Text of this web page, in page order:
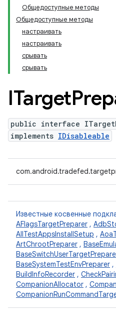
Общедоступные методы
Общедоступные методы
настраивать
настраивать
срывать
срывать
ITarget
public interface
implements IDisableable
Известные косвенные
AFlagsTargetPreparer ,
AllTestAppsInstallSetup ,
ArtChrootPreparer ,
BaseSystemTestEnvPreparer ,
BuildInfoRecorder ,
CompanionAllocator ,